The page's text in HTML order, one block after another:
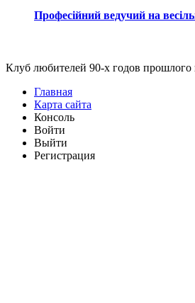
Професійний ведучий на
Клуб любителей 90-х годов прошлого
Главная
Карта сайта
Консоль
Войти
Выйти
Регистрация